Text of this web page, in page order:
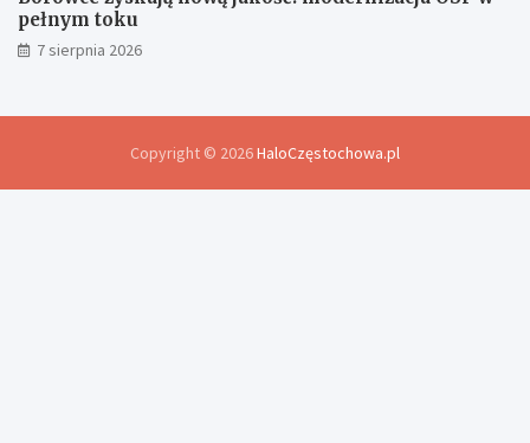
pełnym toku
7 sierpnia 2026
Copyright © 2026HaloCzęstochowa.pl